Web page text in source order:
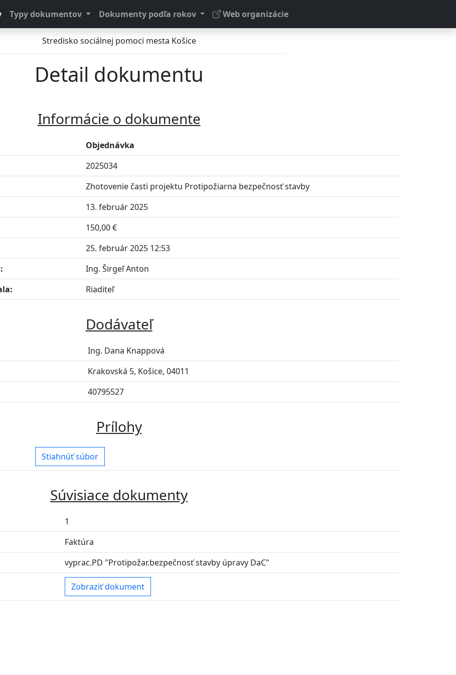
Typy dokumentov Dokumenty podľa rokov Web organizácie
Stredisko sociálnej pomoci mesta Košice
Detail dokumentu
Informácie o dokumente
Objednávka
2025034
Zhotovenie časti projektu Protipožiarna bezpečnosť stavby
13. február 2025
150,00 €
25. február 2025 12:53
Ing. Širgeľ Anton
Riaditeľ
Dodávateľ
Ing. Dana Knappová
Krakovská 5, Košice, 04011
40795527
Prílohy
Stiahnúť súbor
Súvisiace dokumenty
1
Faktúra
vyprac.PD "Protipožar.bezpečnosť stavby úpravy DaC"
Zobraziť dokument